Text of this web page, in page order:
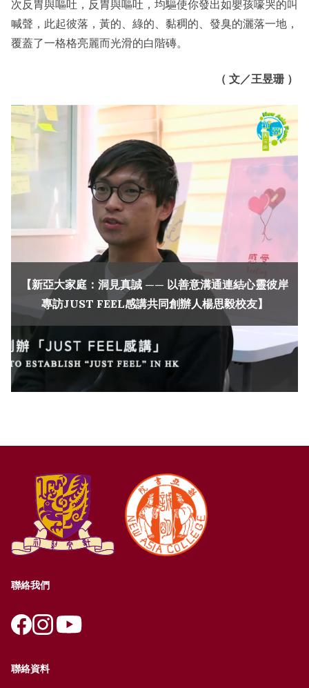
次反胃與嘔吐，反胃與嘔吐，均驅使你發出如嬰孩嚎哭的叫
喊聲，此起彼落，黃的、綠的、黏稠的、發臭的灑落一地，
覆蓋了一格格亮麗而光滑的白階磚。
（ 文／王昱珊 ）
【新亞大家庭：洞見真誠 —— 以善意溝通連結心靈彼岸
專訪JUST FEEL感講共同創辦人楊思毅校友】
聯絡我們
聯絡資料